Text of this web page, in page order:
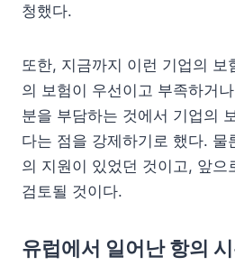
청했다.
또한, 지금까지 이런 기업의 보
의 보험이 우선이고 부족하거
분을 부담하는 것에서 기업의
다는 점을 강제하기로 했다. 물
의 지원이 있었던 것이고, 앞으
검토될 것이다.
유럽에서 일어난 항의